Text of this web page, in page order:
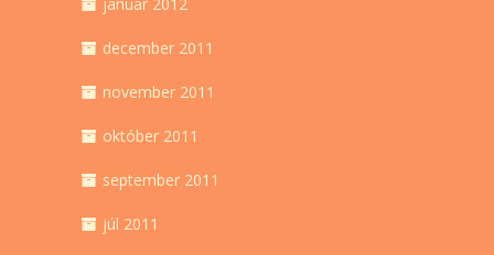
december 2011
november 2011
október 2011
september 2011
júl 2011